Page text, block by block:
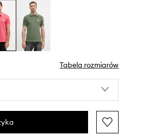
Tabela rozmiarów